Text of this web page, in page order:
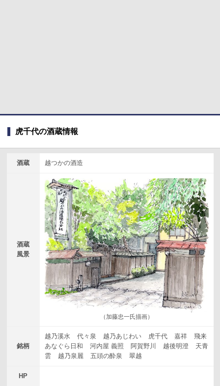
虎千代の酒蔵情報
酒蔵 越つかの酒造
酒蔵
風景
（加藤忠一氏描画）
銘柄
越乃溪水 代々泉 越乃あじわい 虎千代 嘉祥
飛来
あなぐら日和
河内屋 義照 阿賀野川 越後明澄
天青
雲
越乃泉麗 五頭の酔泉 翠越
HP